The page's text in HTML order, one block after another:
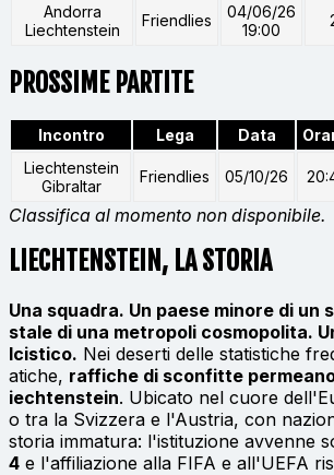
Andorra
Liechtenstein
Friendlies
04/06/26
19:00
PROSSIME PARTITE
Incontro Lega Data
Liechtenstein
Gibraltar
Friendlies 05/10/26
Classifica al momento non disponibile.
LIECHTENSTEIN, LA STORIA
Una squadra. Un paese minore di un
stale di una metropoli cosmopolita.
lcistico. Nei deserti delle statistiche
atiche, raffiche di sconfitte
iechtenstein. Ubicato nel cuore
o tra la Svizzera e l'Austria, con
storia immatura: l'istituzione avvenne
4 e l'affiliazione alla FIFA e all'UEFA